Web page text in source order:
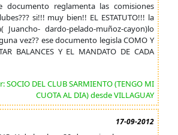
documento reglamenta las comisiones
si!!! muy bien!! EL ESTATUTO!!! la
Juancho- dardo-pelado-muñoz-cayon)lo
vez?? ese documento legisla COMO Y
BALANCES Y EL MANDATO DE CADA
SOCIO DEL CLUB SARMIENTO (TENGO MI
CUOTA AL DIA) desde VILLAGUAY
17-09-2012